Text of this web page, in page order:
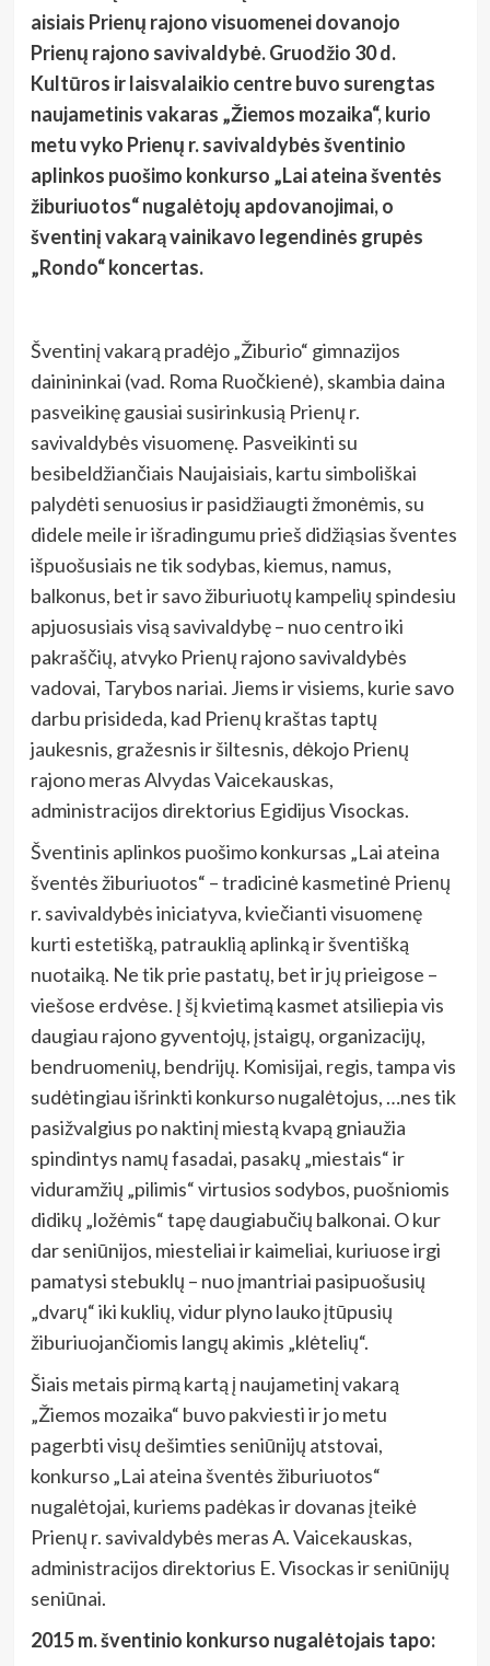
aisiais Prienų rajono visuomenei dovanojo
Prienų rajono savivaldybė. Gruodžio 30 d.
Kultūros ir laisvalaikio centre buvo surengtas
naujametinis vakaras „Žiemos mozaika“, kurio
metu vyko Prienų r. savivaldybės šventinio
aplinkos puošimo konkurso „Lai ateina šventės
žiburiuotos“ nugalėtojų apdovanojimai, o
šventinį vakarą vainikavo legendinės grupės
„Rondo“ koncertas.
Šventinį vakarą pradėjo „Žiburio“ gimnazijos
dainininkai (vad. Roma Ruočkienė), skambia daina
pasveikinę gausiai susirinkusią Prienų r.
savivaldybės visuomenę. Pasveikinti su
besibeldžiančiais Naujaisiais, kartu simboliškai
palydėti senuosius ir pasidžiaugti žmonėmis, su
didele meile ir išradingumu prieš didžiąsias šventes
išpuošusiais ne tik sodybas, kiemus, namus,
balkonus, bet ir savo žiburiuotų kampelių spindesiu
apjuosusiais visą savivaldybę – nuo centro iki
pakraščių, atvyko Prienų rajono savivaldybės
vadovai, Tarybos nariai. Jiems ir visiems, kurie savo
darbu prisideda, kad Prienų kraštas taptų
jaukesnis, gražesnis ir šiltesnis, dėkojo Prienų
rajono meras Alvydas Vaicekauskas,
administracijos direktorius Egidijus Visockas.
Šventinis aplinkos puošimo konkursas „Lai ateina
šventės žiburiuotos“ – tradicinė kasmetinė Prienų
r. savivaldybės iniciatyva, kviečianti visuomenę
kurti estetišką, patrauklią aplinką ir šventišką
nuotaiką. Ne tik prie pastatų, bet ir jų prieigose –
viešose erdvėse. Į šį kvietimą kasmet atsiliepia vis
daugiau rajono gyventojų, įstaigų, organizacijų,
bendruomenių, bendrijų. Komisijai, regis, tampa vis
sudėtingiau išrinkti konkurso nugalėtojus, …nes tik
pasižvalgius po naktinį miestą kvapą gniaužia
spindintys namų fasadai, pasakų „miestais“ ir
viduramžių „pilimis“ virtusios sodybos, puošniomis
didikų „ložėmis“ tapę daugiabučių balkonai. O kur
dar seniūnijos, miesteliai ir kaimeliai, kuriuose irgi
pamatysi stebuklų – nuo įmantriai pasipuošusių
„dvarų“ iki kuklių, vidur plyno lauko įtūpusių
žiburiuojančiomis langų akimis „klėtelių“.
Šiais metais pirmą kartą į naujametinį vakarą
„Žiemos mozaika“ buvo pakviesti ir jo metu
pagerbti visų dešimties seniūnijų atstovai,
konkurso „Lai ateina šventės žiburiuotos“
nugalėtojai, kuriems padėkas ir dovanas įteikė
Prienų r. savivaldybės meras A. Vaicekauskas,
administracijos direktorius E. Visockas ir seniūnijų
seniūnai.
2015 m. šventinio konkurso nugalėtojais tapo: